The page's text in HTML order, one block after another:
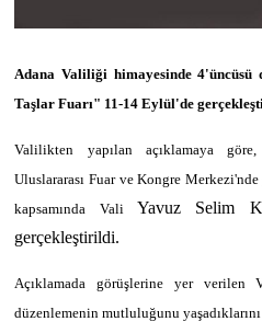
Adana Valiliği himayesinde 4'üncüsü
Taşlar Fuarı" 11-14 Eylül'de
Valilikten yapılan açıklamaya
Uluslararası Fuar ve Kongre
kapsamında Vali Yavuz Selim
gerçekleştirildi.
Açıklamada görüşlerine yer verilen
düzenlemenin mutluluğunu